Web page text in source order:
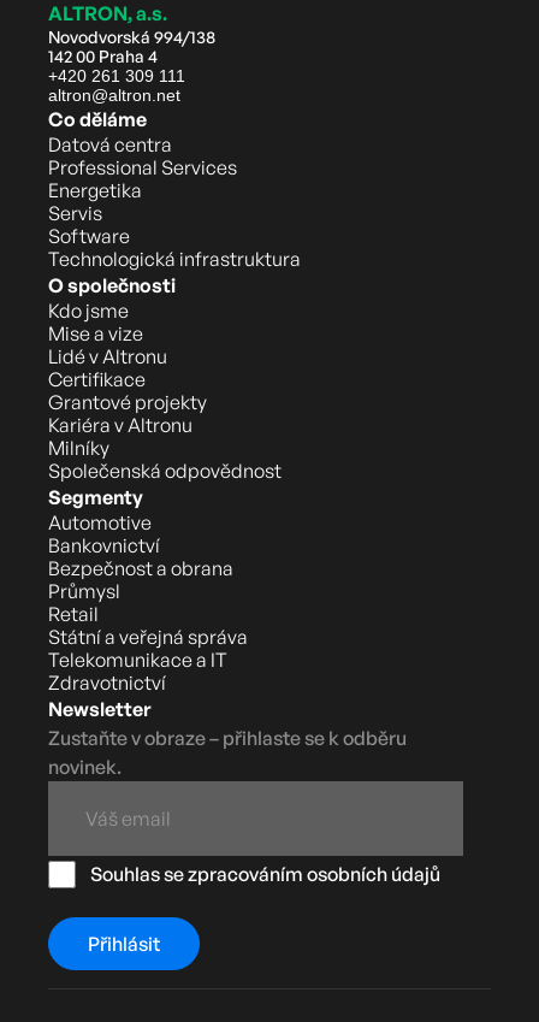
ALTRON, a.s.
Novodvorská 994/138
142 00 Praha 4
+420 261 309 111
altron@altron.net
Co děláme
Datová centra
Professional Services
Energetika
Servis
Software
Technologická infrastruktura
O společnosti
Kdo jsme
Mise a vize
Lidé v Altronu
Certifikace
Grantové projekty
Kariéra v Altronu
Milníky
Společenská odpovědnost
Segmenty
Automotive
Bankovnictví
Bezpečnost a obrana
Průmysl
Retail
Státní a veřejná správa
Telekomunikace a IT
Zdravotnictví
Newsletter
Zustaňte v obraze – přihlaste se k odběru
novinek.
Souhlas se zpracováním osobních údajů